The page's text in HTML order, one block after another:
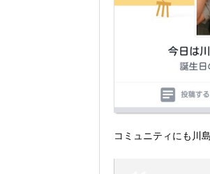
コミュニティにも川